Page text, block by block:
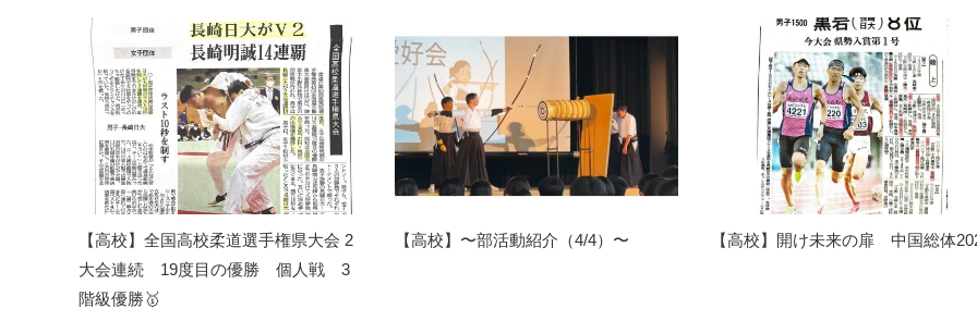
【高校】全国高校柔道選手権県大会 2
大会連続 19度目の優勝 個人戦 3
階級優勝🥇
【高校】〜部活動紹介（4/4）〜 【高校】開け未来の扉 中国総体